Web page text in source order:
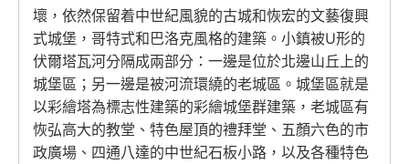
壞，依然保留着中世紀風貌的古城和恢宏的文藝復興
式城堡，哥特式和巴洛克風格的建築。小鎮被U形的
伏爾塔瓦河分隔成兩部分：一邊是位於北邊山丘上的
城堡區；另一邊是被河流環繞的老城區。城堡區就是
以彩繪塔為標志性建築的彩繪城堡群建築，老城區有
恢弘高大的教堂、特色屋頂的禮拜堂、五顏六色的市
政廣場、四通八達的中世紀石板小路，以及各種特色